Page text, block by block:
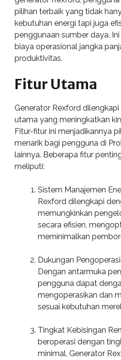
pilihan terbaik yang tidak
kebutuhan energi tapi juga
penggunaan sumber daya.
biaya operasional jangka
produktivitas.
Fitur Utama
Generator Rexford
utama yang meningkatkan
Fitur-fitur ini menjadikannya
menarik bagi pengguna di
lainnya. Beberapa fitur
meliputi:
Sistem Manajemen
Rexford dilengkapi
memungkinkan
secara efisien,
meminimalkan
Dukungan
Dengan antarmuka
pengguna dapat
mengoperasikan dan
sesuai kebutuhan
Tingkat Kebisingan
beroperasi dengan
minimal, Generator